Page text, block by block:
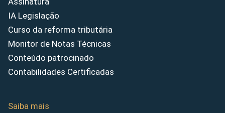
IA Legislação
Curso da reforma tributária
Monitor de Notas Técnicas
Conteúdo patrocinado
Contabilidades Certificadas
Saiba mais